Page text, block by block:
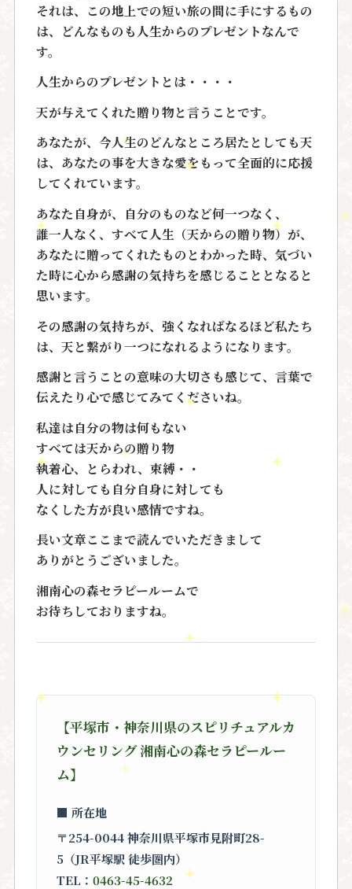
それは、この地上での短い旅の間に手にするもの
は、どんなものも人生からのプレゼントなんで
す。
人生からのプレゼントとは・・・・
天が与えてくれた贈り物と言うことです。
あなたが、今人生のどんなところ居たとしても天
は、あなたの事を大きな愛をもって全面的に応援
してくれています。
あなた自身が、自分のものなど何一つなく、
誰一人なく、すべて人生（天からの贈り物）が、
あなたに贈ってくれたものとわかった時、気づい
た時に心から感謝の気持ちを感じることとなると
思います。
その感謝の気持ちが、強くなればなるほど私たち
は、天と繋がり一つになれるようになります。
感謝と言うことの意味の大切さも感じて、言葉で
伝えたり心で感じてみてくださいね。
私達は自分の物は何もない
すべては天からの贈り物
執着心、とらわれ、束縛・・
人に対しても自分自身に対しても
なくした方が良い感情ですね。
長い文章ここまで読んでいただきまして
ありがとうございました。
湘南心の森セラピールームで
お待ちしておりますね。
【平塚市・神奈川県のスピリチュアルカ
ウンセリング 湘南心の森セラピールー
ム】
■ 所在地
〒254-0044 神奈川県平塚市見附町28-
5（JR平塚駅 徒歩圏内）
TEL： 0463-45-4632